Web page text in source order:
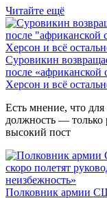
Читайте ещё
Суровикин
после «африканской
Херсон и всё
Есть мнение, что
должность — только
высокий пост
Полковник армии